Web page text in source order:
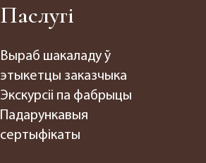
Паслугі
Выраб шакаладу ў
этыкетцы заказчыка
Экскурсіі па фабрыцы
Падарункавыя
сертыфікаты